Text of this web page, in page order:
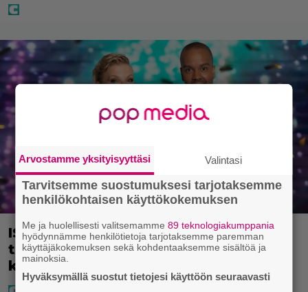
IS: Mysteerivideolla esiintynyt Tanssii
tähtien kanssa -juontaja tuli
kasvoillaan julki
Arvostamme yksityisyyttäsi Valintasi
Tarvitsemme suostumuksesi tarjotaksemme
henkilökohtaisen käyttökokemuksen
Me ja huolellisesti valitsemamme89 teknologiakumppania
hyödynnämme henkilötietoja tarjotaksemme paremman
käyttäjäkokemuksen sekä kohdentaaksemme sisältöä ja
mainoksia.
Hyväksymällä suostut tietojesi käyttöön seuraavasti